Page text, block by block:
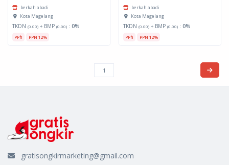
berkah abadi
Kota Magelang
TKDN (0.00) + BMP (0.00) : 0%
PPh PPN 12%
berkah abadi
Kota Magelang
TKDN (0.00) + BMP (0.00) : 0%
PPh PPN 12%
gratisongkirmarketing@gmail.com